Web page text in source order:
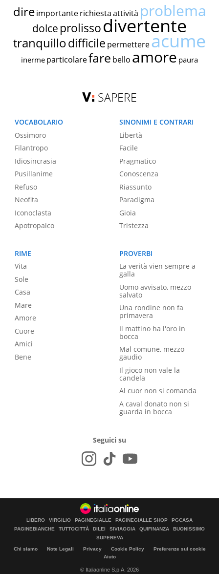
dire importante richiestaattività problema
dolce prolissodivertente
tranquillodifficile permettereacume
inerme particolarefare bello amore paura
SAPERE
VOCABOLARIO
Ossimoro
Filantropo
Idiosincrasia
Pusillanime
Refuso
Neofita
Iconoclasta
Apotropaico
SINONIMI E CONTRARI
Libertà
Facile
Pragmatico
Conoscenza
Riassunto
Paradigma
Gioia
Tristezza
RIME
Vita
Sole
Casa
Mare
Amore
Cuore
Amici
Bene
PROVERBI
La verità vien sempre a
galla
Uomo avvisato, mezzo
salvato
Una rondine non fa
primavera
Il mattino ha l'oro in
bocca
Mal comune, mezzo
gaudio
Il gioco non vale la
candela
Al cuor non si comanda
A caval donato non si
guarda in bocca
Seguici su
LIBERO VIRGILIO PAGINEGIALLE PAGINEGIALLE SHOP
PGCASA
PAGINEBIANCHE
TUTTOCITTÀ DILEI SIVIAGGIA QUIFINANZA
BUONISSIMO
SUPEREVA
Chi siamo Note Legali Privacy Cookie Policy
Preferenze sui cookie
Aiuto
© Italiaonline S.p.A. 2026